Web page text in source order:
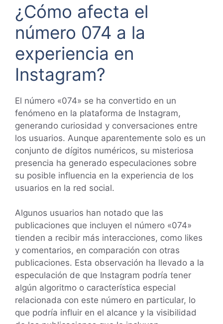
¿Cómo afecta el
número 074 a la
experiencia en
Instagram?
El número «074» se ha convertido en un
fenómeno en la plataforma de Instagram,
generando curiosidad y conversaciones entre
los usuarios. Aunque aparentemente solo es un
conjunto de dígitos numéricos, su misteriosa
presencia ha generado especulaciones sobre
su posible influencia en la experiencia de los
usuarios en la red social.
Algunos usuarios han notado que las
publicaciones que incluyen el número «074»
tienden a recibir más interacciones, como likes
y comentarios, en comparación con otras
publicaciones. Esta observación ha llevado a la
especulación de que Instagram podría tener
algún algoritmo o característica especial
relacionada con este número en particular, lo
que podría influir en el alcance y la visibilidad